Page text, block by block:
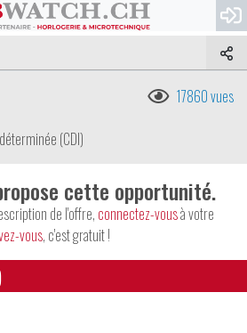
(CDI)
17860 vues
cette opportunité.
de l'offre, connectez-vousà votre
vous, c'est gratuit !